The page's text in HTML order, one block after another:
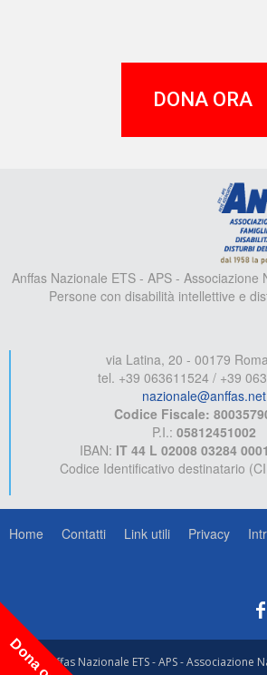
DONA ORA
Anffas Nazionale ETS - APS - Associazione
Persone con disabilità intellettive e
via Latina, 20 - 00179
tel. +39 063611524 / +39
nazionale@anffas.net
Codice Fiscale:
P.I.: 05812451002
IBAN: IT 44 L 02008 03284
Codice Identificativo destinatario
Home Contatti Link utili Privacy
© Anffas Nazionale ETS - APS - Associazione